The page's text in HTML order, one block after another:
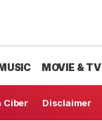
MOVIE & TV
Ciber Disclaimer